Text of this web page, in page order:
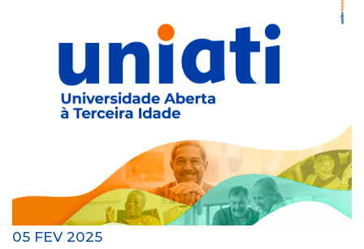
05 FEV 2025